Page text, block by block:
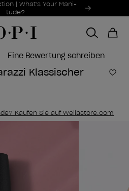
| What's Your Mani-
tude?
Eine Bewertung schreiben
Klassischer
Zur
Kaufen Sie auf Wellastore.com